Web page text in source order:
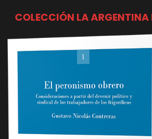
COLECCIÓN LA ARGENTINA